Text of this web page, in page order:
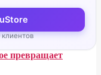
превращает